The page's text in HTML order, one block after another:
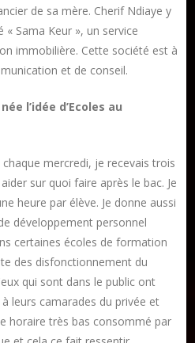
de sa mère. Cherif Ndiaye y
Sama Keur », un service
immobilière. Cette société est à
et de conseil.
l’idée d’Ecoles au
chaque mercredi, je recevais trois
sur quoi faire après le bac. Je
heure par élève. Je donne aussi
développement personnel
certaines écoles de formation
des disfonctionnement du
qui sont dans le public ont
leurs camarades du privée et
horaire très bas consommé par